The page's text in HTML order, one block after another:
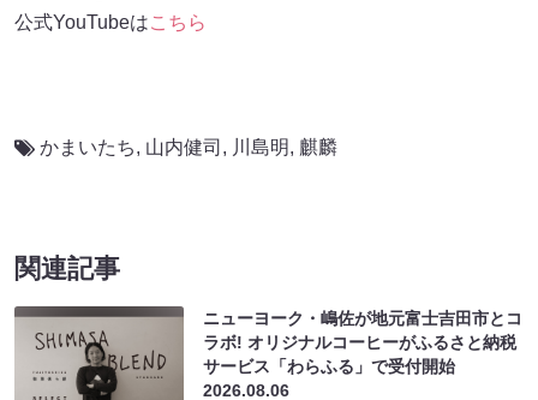
公式YouTubeはこちら
かまいたち, 山内健司 , 川島明, 麒麟
関連記事
ニューヨーク・嶋佐が地元富士吉田市とコ
ラボ! オリジナルコーヒーがふるさと納税
サービス「わらふる」で受付開始
2026.08.06